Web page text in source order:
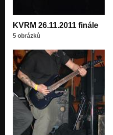
KVRM 26.11.2011 finále
5 obrázků